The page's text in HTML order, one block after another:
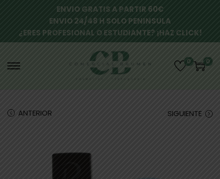
ENVIO GRATIS A PARTIR 60€
ENVIO 24/48 H SOLO PENINSULA
¿ERES PROFESIONAL O ESTUDIANTE? ¡HAZ CLICK!
0 0
ANTERIOR SIGUIENTE